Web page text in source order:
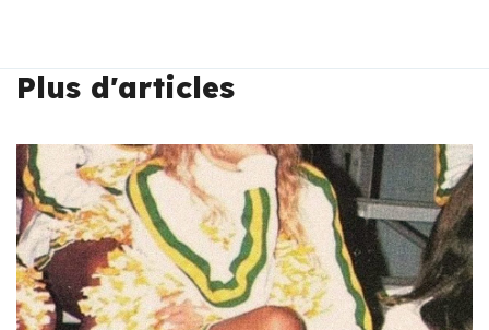
Plus d'articles